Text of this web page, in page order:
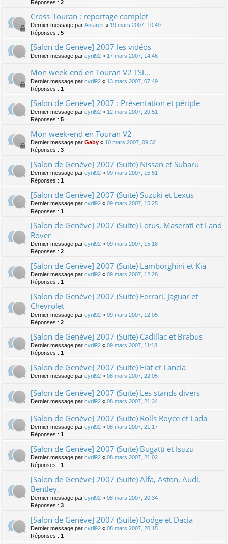
Réponses : 2
Cross-Touran : reportage complet
Dernier message par Antares « 19 mars 2007, 10:49
Réponses : 5
[Salon de Genève] 2007 les vidéos
Dernier message par cyril92 « 17 mars 2007, 14:46
Mon week-end en Touran V2 TSI...
Dernier message par cyril92 « 13 mars 2007, 07:49
Réponses : 1
[Salon de Genève] 2007 : Présentation et périple
Dernier message par cyril92 « 12 mars 2007, 20:51
Réponses : 5
Mon week-end en Touran V2
Dernier message par Gaby « 10 mars 2007, 09:32
Réponses : 3
[Salon de Genève] 2007 (Suite) Nissan et Subaru
Dernier message par cyril92 « 09 mars 2007, 15:51
Réponses : 1
[Salon de Genève] 2007 (Suite) Suzuki et Lexus
Dernier message par cyril92 « 09 mars 2007, 15:25
Réponses : 1
[Salon de Genève] 2007 (Suite) Lotus, Maserati et Land
Rover
Dernier message par cyril92 « 09 mars 2007, 15:16
Réponses : 2
[Salon de Genève] 2007 (Suite) Lamborghini et Kia
Dernier message par cyril92 « 09 mars 2007, 12:28
Réponses : 1
[Salon de Genève] 2007 (Suite) Ferrari, Jaguar et
Chevrolet
Dernier message par cyril92 « 09 mars 2007, 12:05
Réponses : 2
[Salon de Genève] 2007 (Suite) Cadillac et Brabus
Dernier message par cyril92 « 09 mars 2007, 11:18
Réponses : 1
[Salon de Genève] 2007 (Suite) Fiat et Lancia
Dernier message par cyril92 « 08 mars 2007, 22:05
[Salon de Genève] 2007 (Suite) Les stands divers
Dernier message par cyril92 « 08 mars 2007, 21:34
[Salon de Genève] 2007 (Suite) Rolls Royce et Lada
Dernier message par cyril92 « 08 mars 2007, 21:17
Réponses : 1
[Salon de Genève] 2007 (Suite) Bugatti et Isuzu
Dernier message par cyril92 « 08 mars 2007, 21:02
Réponses : 1
[Salon de Genève] 2007 (Suite) Alfa, Aston, Audi,
Bentley,
Dernier message par cyril92 « 08 mars 2007, 20:34
Réponses : 3
[Salon de Genève] 2007 (Suite) Dodge et Dacia
Dernier message par cyril92 « 08 mars 2007, 20:15
Réponses : 1